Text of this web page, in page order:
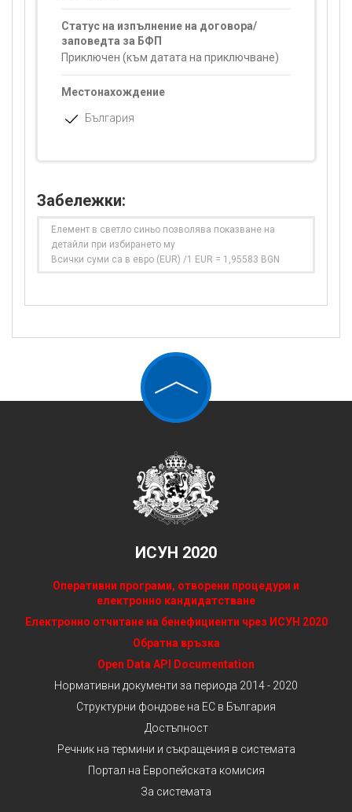
Статус на изпълнение на договора/
заповедта за БФП
Приключен (към датата на приключване)
Местонахождение
България
Забележки:
Елемент в светло синьо позволява показване на
детайли при избирането му
Всички суми са в евро (EUR) /1 EUR = 1,95583 BGN
ИСУН 2020
Оперативни програми, отворени процедури и
електронно кандидатстване
Електронно отчитане на бенефициенти чрез ИСУН 2020
Обратна връзка
Open Data API Documentation
Нормативни документи за периода 2014 - 2020
Структурни фондове на ЕС в България
Достъпност
Речник на термини и съкращения в системата
Портал на Европейската комисия
За системата